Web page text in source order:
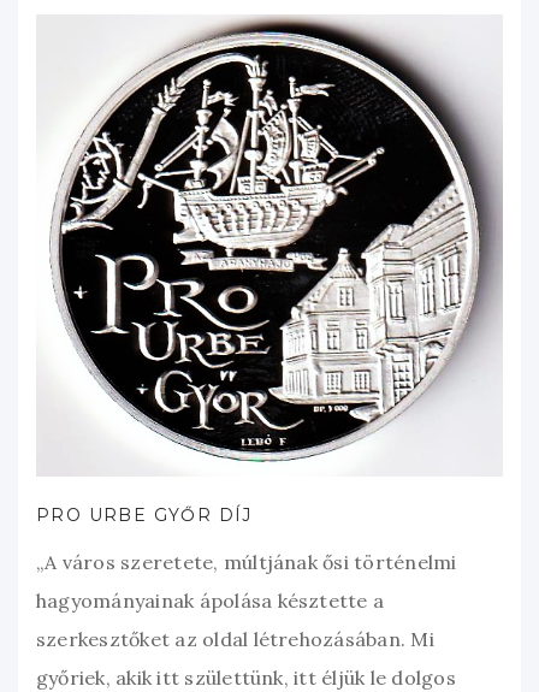
PRO URBE GYŐR DÍJ
„A város szeretete, múltjának ősi történelmi
hagyományainak ápolása késztette a
szerkesztőket az oldal létrehozásában. Mi
győriek, akik itt születtünk, itt éljük le dolgos